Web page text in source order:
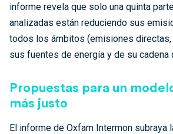
informe revela que solo una quinta
analizadas están reduciendo sus
todos los ámbitos (emisiones
sus fuentes de energía y de su cadena
Propuestas para un
más justo
El informe de Oxfam Intermon subraya